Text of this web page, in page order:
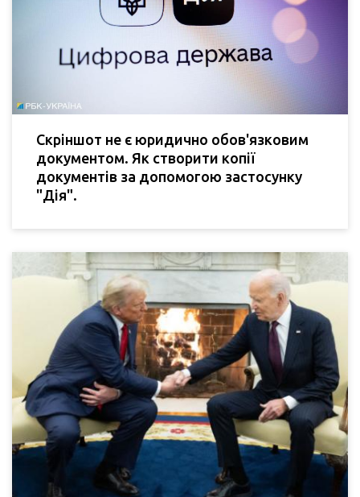
Скріншот не є юридично обов'язковим
документом. Як створити копії
документів за допомогою застосунку
"Дія".